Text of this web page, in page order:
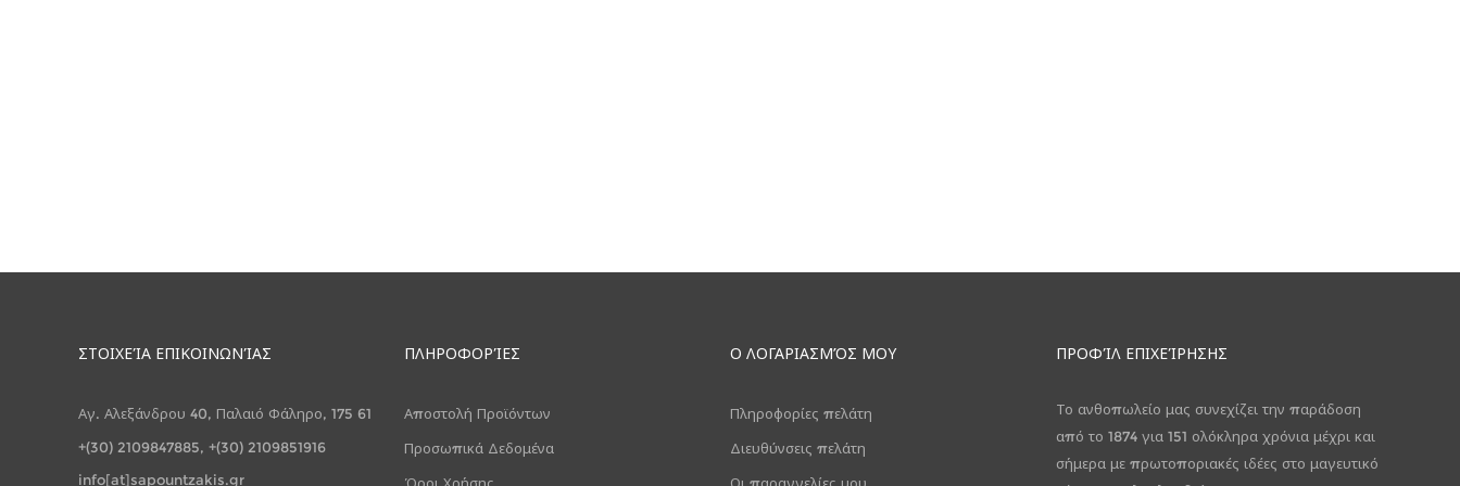
ΣΤΟΙΧΕΊΑ ΕΠΙΚΟΙΝΩΝΊΑΣ
Αγ. Αλεξάνδρου 40, Παλαιό Φάληρο, 175 61
+(30) 2109847885, +(30) 2109851916
info[at]sapountzakis.gr
ΠΛΗΡΟΦΟΡΊΕΣ
Αποστολή Προϊόντων
Προσωπικά Δεδομένα
Όροι Χρήσης
Ο ΛΟΓΑΡΙΑΣΜΌΣ ΜΟΥ
Πληροφορίες πελάτη
Διευθύνσεις πελάτη
Οι παραγγελίες μου
ΠΡΟΦΊΛ ΕΠΙΧΕΊΡΗΣΗΣ
Το ανθοπωλείο μας συνεχίζει την παράδοση
από το 1874 για 151 ολόκληρα χρόνια μέχρι και
σήμερα με πρωτοποριακές ιδέες στο μαγευτικό